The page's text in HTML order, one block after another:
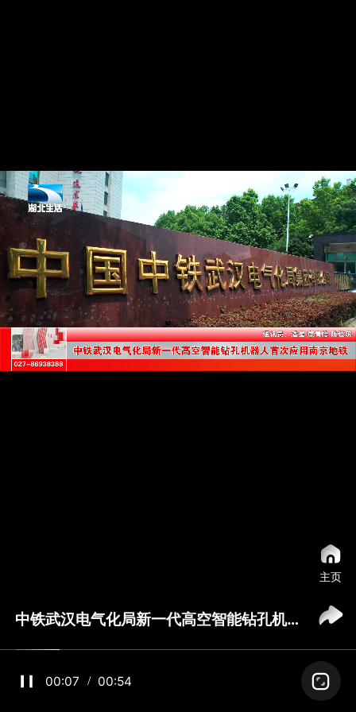
中铁武汉电气化局新一代高空智能钻孔机器人首次应用于南京地铁
主页
00:07 / 00:54